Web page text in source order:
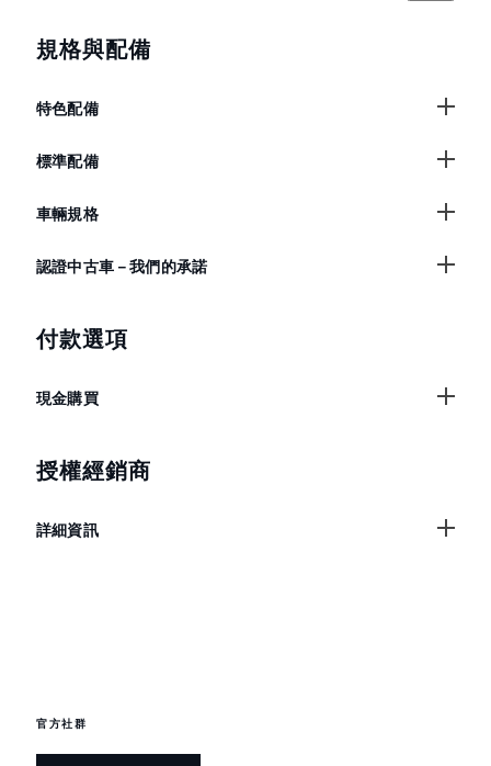
規格與配備
特色配備
標準配備
車輛規格
認證中古車－我們的承諾
付款選項
現金購買
授權經銷商
詳細資訊
官方社群